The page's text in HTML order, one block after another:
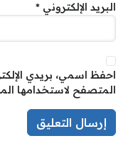
البريد الإلكتروني *
احفظ اسمي، بريدي
المتصفح لاستخدامها